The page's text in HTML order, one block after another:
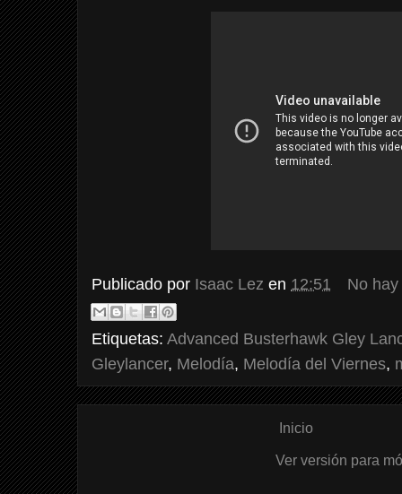
Publicado por Isaac Lez en 12:51 No
Etiquetas: Advanced Busterhawk Gley
Gleylancer, Melodía, Melodía del Viernes,
Inicio
Ver versión para